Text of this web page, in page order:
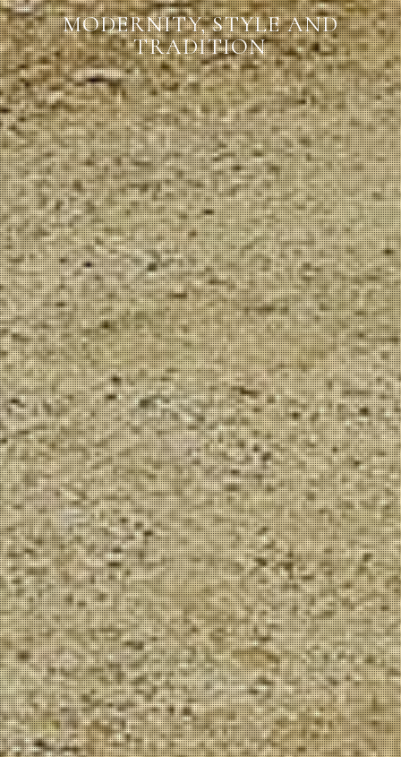
MODERNITY, STYLE AND
TRADITION